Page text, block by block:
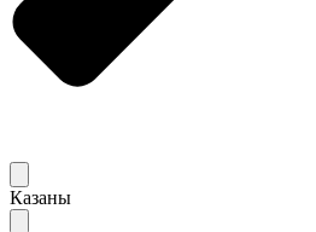
Казаны